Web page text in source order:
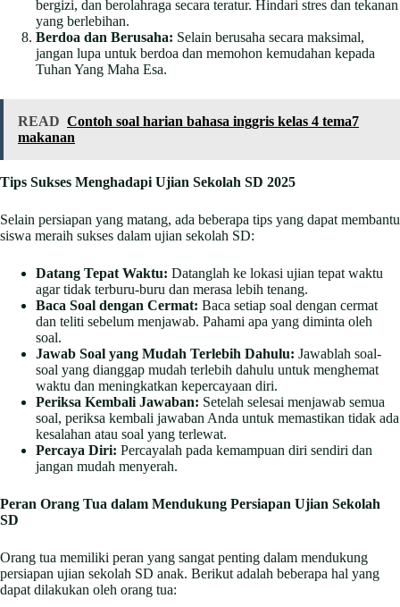
bergizi, dan berolahraga secara teratur. Hindari stres dan tekanan
yang berlebihan.
Berdoa dan Berusaha: Selain berusaha secara maksimal,
jangan lupa untuk berdoa dan memohon kemudahan kepada
Tuhan Yang Maha Esa.
READ Contoh soal harian bahasa inggris kelas 4 tema7
makanan
Tips Sukses Menghadapi Ujian Sekolah SD 2025
Selain persiapan yang matang, ada beberapa tips yang dapat membantu
siswa meraih sukses dalam ujian sekolah SD:
Datang Tepat Waktu: Datanglah ke lokasi ujian tepat waktu
agar tidak terburu-buru dan merasa lebih tenang.
Baca Soal dengan Cermat: Baca setiap soal dengan cermat
dan teliti sebelum menjawab. Pahami apa yang diminta oleh
soal.
Jawab Soal yang Mudah Terlebih Dahulu: Jawablah soal-
soal yang dianggap mudah terlebih dahulu untuk menghemat
waktu dan meningkatkan kepercayaan diri.
Periksa Kembali Jawaban: Setelah selesai menjawab semua
soal, periksa kembali jawaban Anda untuk memastikan tidak ada
kesalahan atau soal yang terlewat.
Percaya Diri: Percayalah pada kemampuan diri sendiri dan
jangan mudah menyerah.
Peran Orang Tua dalam Mendukung Persiapan Ujian Sekolah
SD
Orang tua memiliki peran yang sangat penting dalam mendukung
persiapan ujian sekolah SD anak. Berikut adalah beberapa hal yang
dapat dilakukan oleh orang tua: